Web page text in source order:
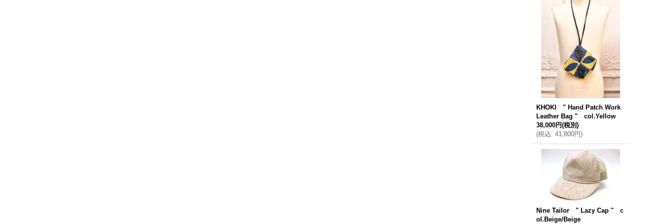
KHOKI " Hand Patch Work
Leather Bag " col.Yellow
38,000円(税別)
(税込: 41,800円)
Nine Tailor " Lazy Cap " c
ol.Beige/Beige